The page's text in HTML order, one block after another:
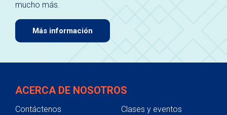
mucho más.
Más información
ACERCA DE NOSOTROS
Contáctenos
Clases y eventos